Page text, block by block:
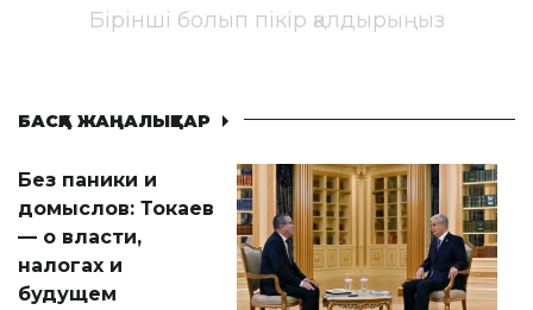
Бірінші болып пікір қалдырыңыз
БАСҚА ЖАҢАЛЫҚТАР
Без паники и
домыслов: Токаев
— о власти,
налогах и
будущем